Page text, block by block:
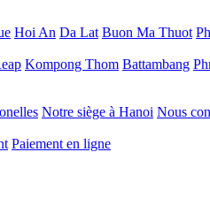
Hoi An Da Lat Buon Ma Thuot
Kompong Thom Battambang
Notre siège à Hanoi Nous
Paiement en ligne